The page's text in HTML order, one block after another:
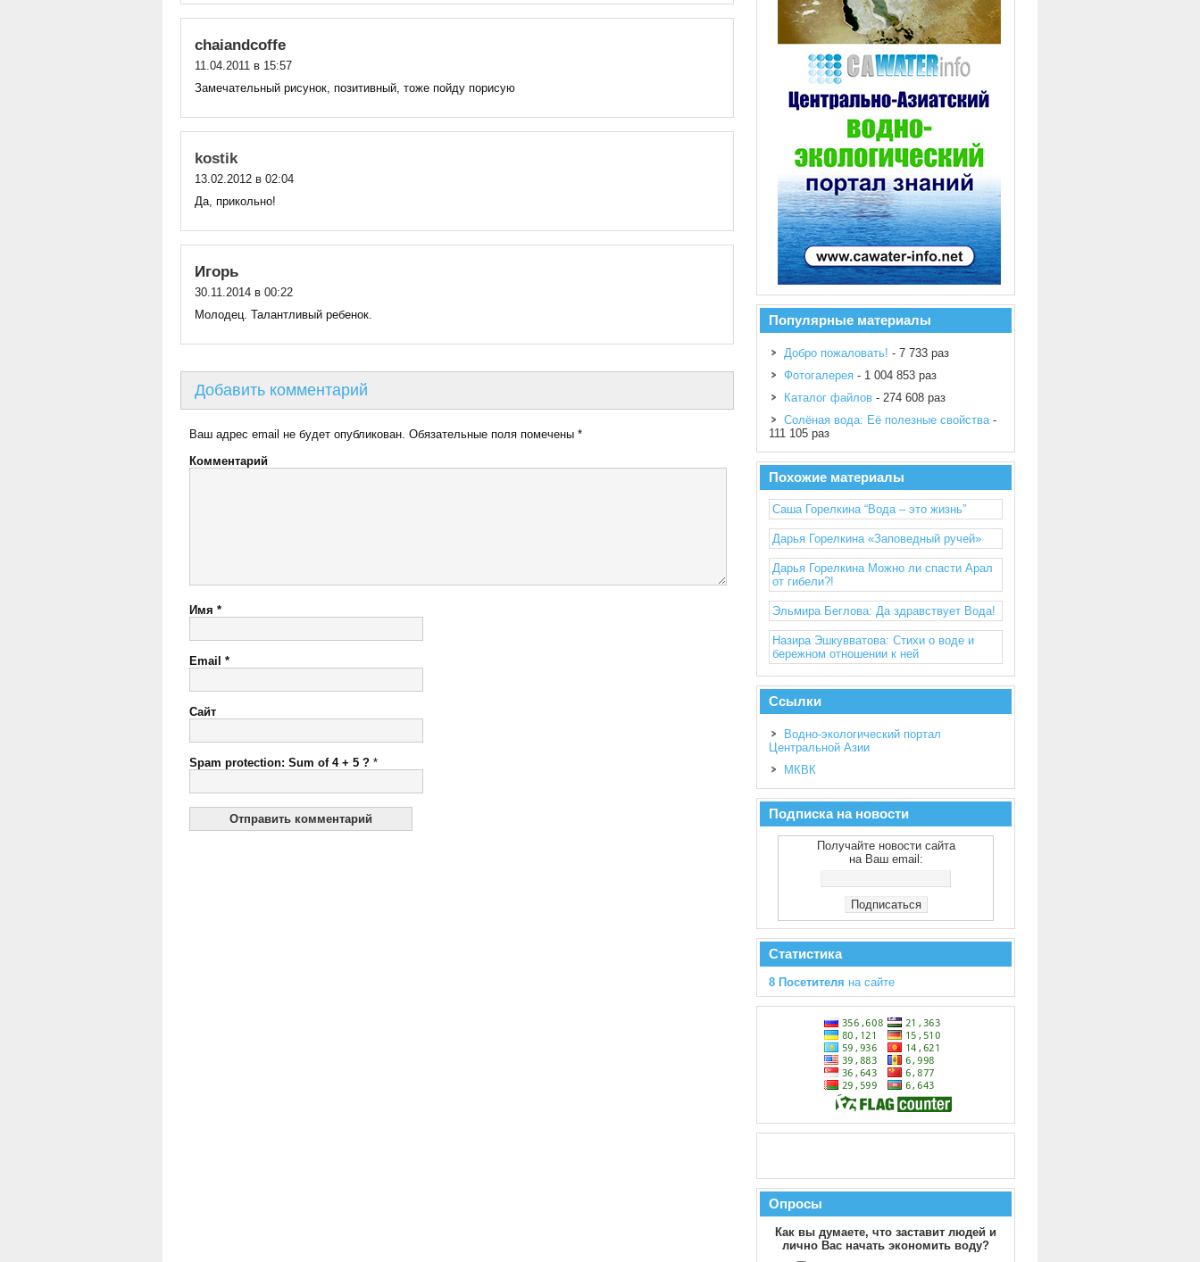
chaiandcoffe
11.04.2011 в 15:57
Замечательный рисунок, позитивный, тоже пойду порисую
kostik
13.02.2012 в 02:04
Да, прикольно!
Игорь
30.11.2014 в 00:22
Молодец. Талантливый ребенок.
Добавить комментарий
Ваш адрес email не будет опубликован. Обязательные поля помечены *
Комментарий
Имя *
Email *
Сайт
Spam protection: Sum of 4 + 5 ? *
Популярные материалы
Добро пожаловать! - 7 733 раз
Фотогалерея - 1 004 853 раз
Каталог файлов - 274 608 раз
Солёная вода: Её полезные свойства-
111 105 раз
Похожие материалы
Саша Горелкина “Вода – это жизнь”
Дарья Горелкина «Заповедный ручей»
Дарья Горелкина Можно ли спасти Арал
от гибели?!
Эльмира Беглова: Да здравствует Вода!
Назира Эшкувватова: Стихи о воде и
бережном отношении к ней
Ссылки
Водно-экологический портал
Центральной Азии
МКВК
Подписка на новости
Получайте новости сайта
на Ваш email:
Статистика
8 Посетителя на сайте
Опросы
Как вы думаете, что заставит людей и
лично Вас начать экономить воду?